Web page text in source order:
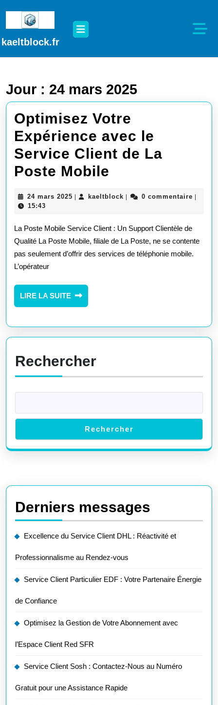
contenu
kaeltblock.fr
Open
Button
Jour : 24 mars 2025
Optimisez Votre
Expérience avec le
Service Client de La
Poste Mobile
Expérience
avec
le
Service
Poste
24 mars 2025 24
kaeltblock kaeltblock0 commentaire
15:43
La Poste Mobile Service Client : Un Support Clientèle de
Qualité La Poste Mobile, filiale de La Poste, ne se contente
pas seulement d’offrir des services de téléphonie mobile.
L’opérateur
LIRE LA SUITE
LIRE
LA
Rechercher
Rechercher
Derniers messages
Excellence du Service Client DHL : Réactivité et
Professionnalisme au Rendez-vous
Service Client Particulier EDF : Votre Partenaire Énergie
de Confiance
Optimisez la Gestion de Votre Abonnement avec
l’Espace Client Red SFR
Service Client Sosh : Contactez-Nous au Numéro
Gratuit pour une Assistance Rapide